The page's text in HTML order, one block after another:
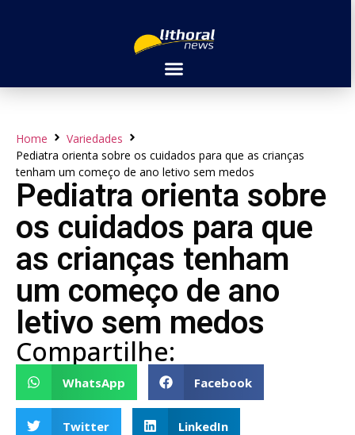
Home
Variedades
Pediatra orienta sobre os cuidados para que as crianças
tenham um começo de ano letivo sem medos
Pediatra orienta sobre
os cuidados para que
as crianças tenham
um começo de ano
letivo sem medos
Compartilhe:
WhatsApp Facebook
Twitter LinkedIn